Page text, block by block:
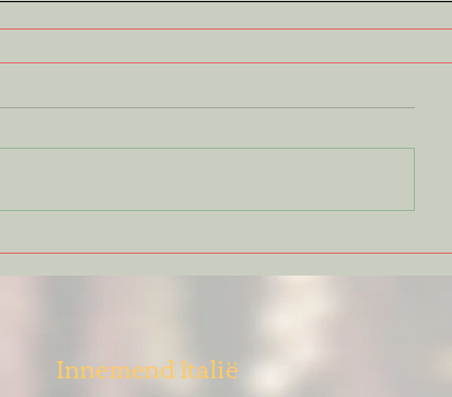
Innemend Italië